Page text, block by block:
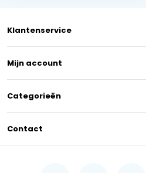
Klantenservice
Mijn account
Categorieën
Contact